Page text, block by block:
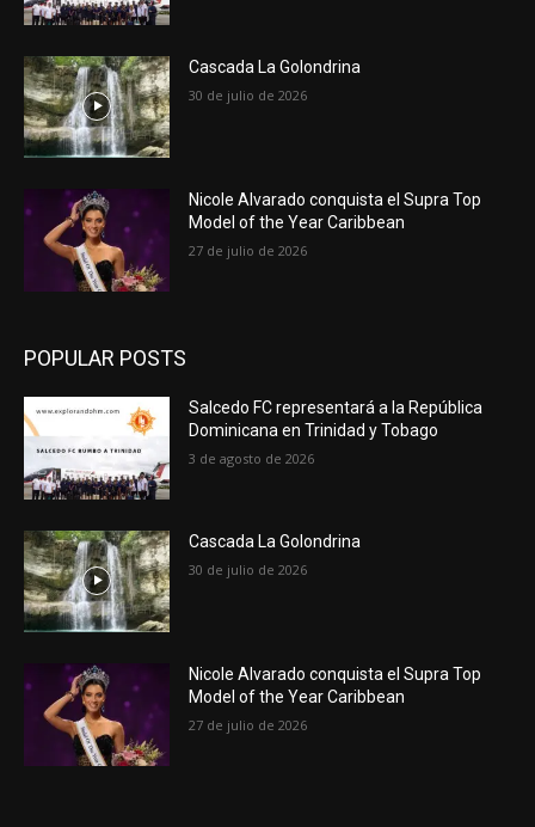
Cascada La Golondrina
30 de julio de 2026
Nicole Alvarado conquista el Supra Top
Model of the Year Caribbean
27 de julio de 2026
POPULAR POSTS
Salcedo FC representará a la República
Dominicana en Trinidad y Tobago
3 de agosto de 2026
Cascada La Golondrina
30 de julio de 2026
Nicole Alvarado conquista el Supra Top
Model of the Year Caribbean
27 de julio de 2026